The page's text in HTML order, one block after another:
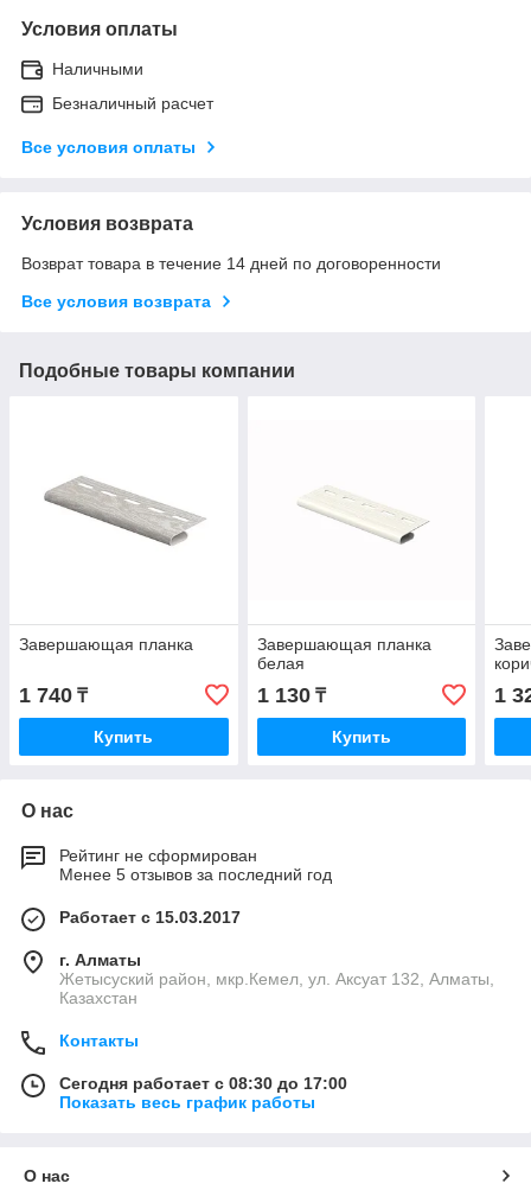
Условия оплаты
Наличными
Безналичный расчет
Все условия оплаты
Условия возврата
Возврат товара в течение 14 дней по договоренности
Все условия возврата
Подобные товары компании
Завершающая планка
1 740 ₸
Купить
Завершающая планка
белая
1 130₸
Купить
1
О нас
Рейтинг не сформирован
Менее 5 отзывов за последний год
Работает с 15.03.2017
г. Алматы
Жетысуский район, мкр.Кемел, ул. Аксуат 132, Алматы,
Казахстан
Контакты
Сегодня работает с 08:30 до 17:00
Показать весь график работы
О нас